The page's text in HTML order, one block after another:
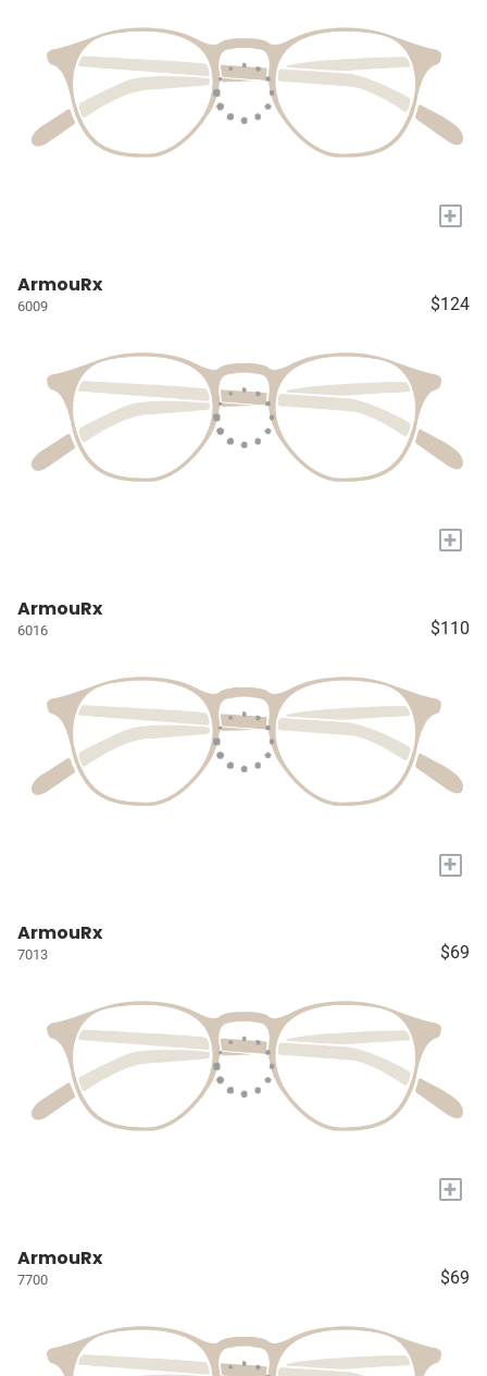
+
ArmouRx
6009 $124
+
ArmouRx
6016 $110
+
ArmouRx
7013 $69
+
ArmouRx
7700 $69